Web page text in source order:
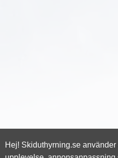
Hej! Skiduthyrning.se